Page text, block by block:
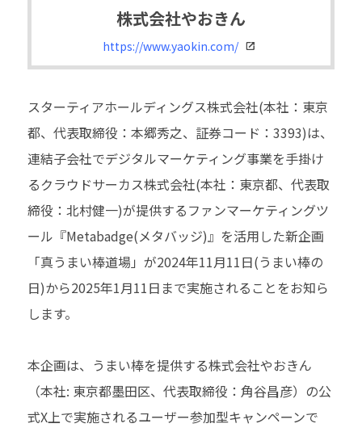
株式会社やおきん
https://www.yaokin.com/
スターティアホールディングス株式会社(本社：東京
都、代表取締役：本郷秀之、証券コード：3393)は、
連結子会社でデジタルマーケティング事業を手掛け
るクラウドサーカス株式会社(本社：東京都、代表取
締役：北村健一)が提供するファンマーケティングツ
ール『Metabadge(メタバッジ)』を活用した新企画
「真うまい棒道場」が2024年11月11日(うまい棒の
日)から2025年1月11日まで実施されることをお知ら
します。
本企画は、うまい棒を提供する株式会社やおきん
（本社: 東京都墨田区、代表取締役：角谷昌彦）の公
式X上で実施されるユーザー参加型キャンペーンで